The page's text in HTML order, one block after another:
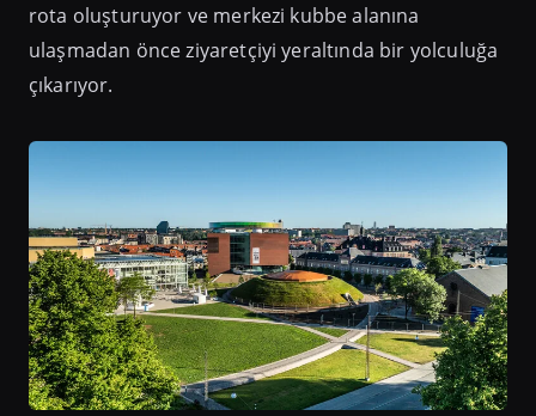
rota oluşturuyor ve merkezi kubbe alanına
ulaşmadan önce ziyaretçiyi yeraltında bir yolculuğa
çıkarıyor.